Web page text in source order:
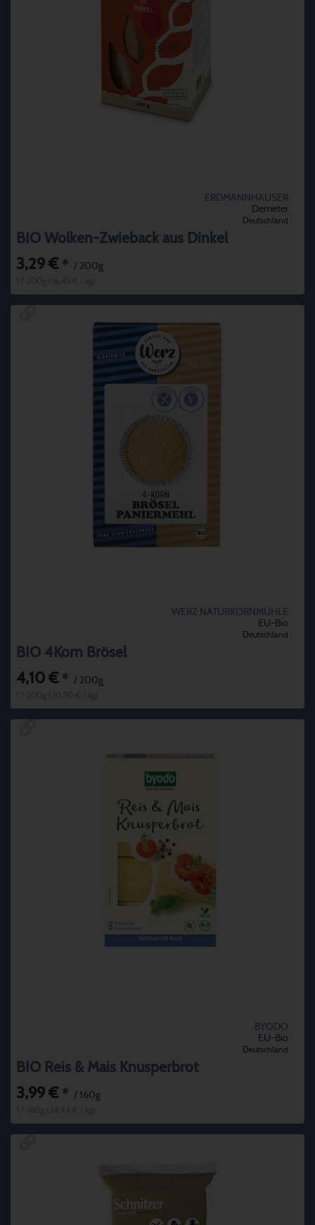
ERDMANNHAUSER
Demeter
Deutschland
BIO Wolken-Zwieback aus Dinkel
3,29 € * / 200g
WERZ NATURKORNMÜHLE
EU-Bio
Deutschland
BIO 4Korn Brösel
4,10 € * / 200g
BYODO
EU-Bio
Deutschland
BIO Reis & Mais Knusperbrot
3,99 € * / 160g